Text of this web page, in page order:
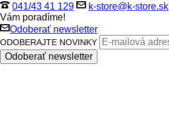
041/43 41 129 k-store@k-store.sk
Vám poradíme!
Odoberať newsletter
ODOBERAJTE NOVINKY